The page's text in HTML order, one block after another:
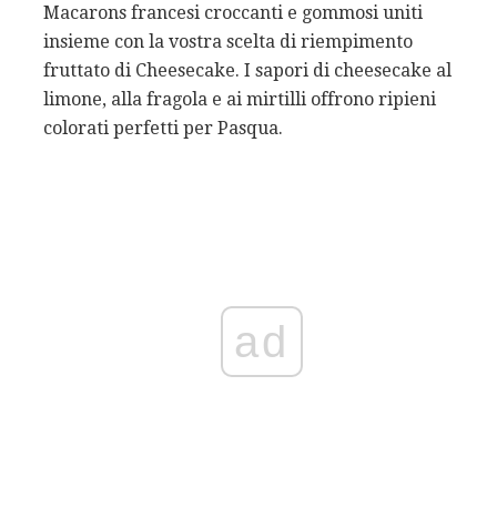
Macarons francesi croccanti e gommosi uniti
insieme con la vostra scelta di riempimento
fruttato di Cheesecake. I sapori di cheesecake al
limone, alla fragola e ai mirtilli offrono ripieni
colorati perfetti per Pasqua.
ad